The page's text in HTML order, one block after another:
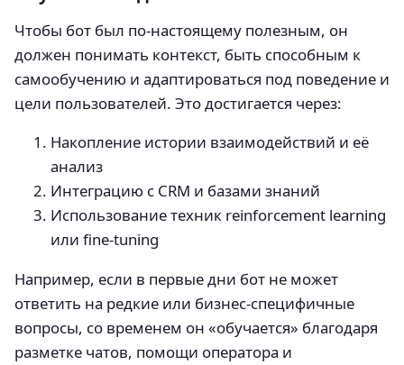
Чтобы бот был по-настоящему полезным, он
должен понимать контекст, быть способным к
самообучению и адаптироваться под поведение и
цели пользователей. Это достигается через:
Накопление истории взаимодействий и её
анализ
Интеграцию с CRM и базами знаний
Использование техник reinforcement learning
или fine-tuning
Например, если в первые дни бот не может
ответить на редкие или бизнес-специфичные
вопросы, со временем он «обучается» благодаря
разметке чатов, помощи оператора и